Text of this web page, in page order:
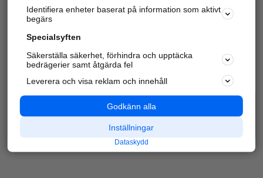
information om företag, privatpersoner och
platser.
Identifiera enheter baserat på information som aktivt
begärs
Specialsyften
Säkerställa säkerhet, förhindra och upptäcka
bedrägerier samt åtgärda fel
Leverera och visa reklam och innehåll
Godkänn alla
Inställningar
Dataskydd